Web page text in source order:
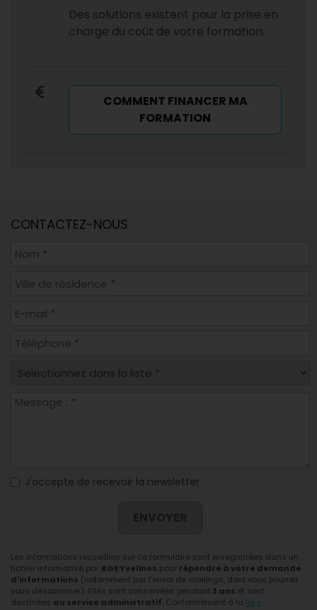
Des solutions existent pour la prise en
charge du coût de votre formation.
COMMENT FINANCER MA
FORMATION
CONTACTEZ-NOUS
J'accepte de recevoir la newsletter
Les informations recueillies sur ce formulaire sont enregistrées dans un
fichier informatisé par BGE Yvelines pour répondre à votre demande
d'informations (notamment par l'envoi de mailings, dont vous pourrez
vous désabonner). Elles sont conservées pendant 3 ans et sont
destinées au service administratif. Conformément à la loi «